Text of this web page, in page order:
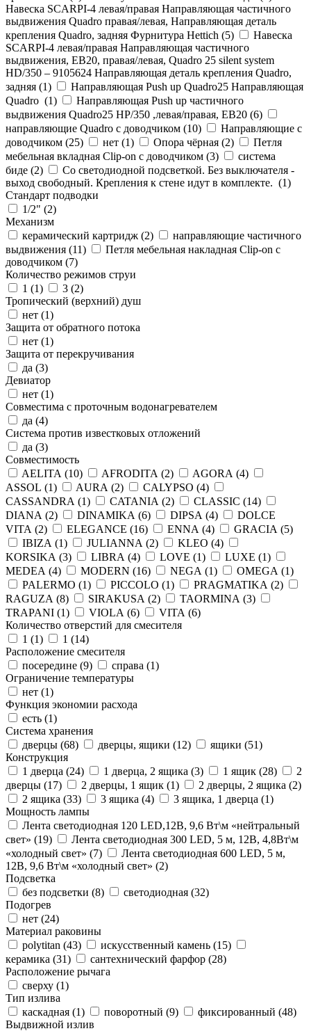
Навеска SCARPI-4 левая/правая Направляющая частичного
выдвижения Quadro правая/левая, Направляющая деталь
крепления Quadro, задняя Фурнитура Hettich (5)
Навеска
SCARPI-4 левая/правая Направляющая частичного
выдвижения, ЕВ20, правая/левая, Quadro 25 silent system
HD/350 – 9105624 Направляющая деталь крепления Quadro,
задняя (1)
Направляющая Push up Quadro25 Направляющая
Quadro (1)
Направляющая Push up частичного
выдвижения Quadro25 НР/350 ,левая/правая, ЕВ20 (6)
направляющие Quadro с доводчиком (10)
Направляющие с
доводчиком (25) нет (1) Опора чёрная (2)
Петля
мебельная вкладная Clip-on с доводчиком (3)
система
биде (2)
Со светодиодной подсветкой. Без выключателя -
выход свободный. Крепления к стене идут в комплекте. (1)
Стандарт подводки
1/2" (2)
Механизм
керамический картридж (2)
направляющие частичного
выдвижения (11)
Петля мебельная накладная Clip-on с
доводчиком (7)
Количество режимов струи
1 (1) 3 (2)
Тропический (верхний) душ
нет (1)
Защита от обратного потока
нет (1)
Защита от перекручивания
да (3)
Девиатор
нет (1)
Совместима с проточным водонагревателем
да (4)
Система против известковых отложений
да (3)
Совместимость
AELITA (10) AFRODITA (2) AGORA (4)
ASSOL (1) AURA (2) CALYPSO (4)
CASSANDRA (1) CATANIA (2) CLASSIC (14)
DIANA (2) DINAMIKA (6) DIPSA (4)
DOLCE
VITA (2) ELEGANCE (16) ENNA (4) GRACIA (5)
IBIZA (1) JULIANNA (2) KLEO (4)
KORSIKA (3) LIBRA (4) LOVE (1) LUXE (1)
MEDEA (4) MODERN (16) NEGA (1) OMEGA (1)
PALERMO (1) PICCOLO (1) PRAGMATIKA (2)
RAGUZA (8) SIRAKUSA (2) TAORMINA (3)
TRAPANI (1) VIOLA (6) VITA (6)
Количество отверстий для смесителя
1 (1) 1 (14)
Расположение смесителя
посередине (9) справа (1)
Ограничение температуры
нет (1)
Функция экономии расхода
есть (1)
Система хранения
дверцы (68) дверцы, ящики (12) ящики (51)
Конструкция
1 дверца (24) 1 дверца, 2 ящика (3) 1 ящик (28)
2
дверцы (17) 2 дверцы, 1 ящик (1) 2 дверцы, 2 ящика (2)
2 ящика (33) 3 ящика (4) 3 ящика, 1 дверца (1)
Мощность лампы
Лента светодиодная 120 LED,12В, 9,6 Вт\м «нейтральный
свет» (19)
Лента светодиодная 300 LED, 5 м, 12В, 4,8Вт\м
«холодный свет» (7)
Лента светодиодная 600 LED, 5 м,
12В, 9,6 Вт\м «холодный свет» (2)
Подсветка
без подсветки (8) светодиодная (32)
Подогрев
нет (24)
Материал раковины
polytitan (43) искусственный камень (15)
керамика (31) сантехнический фарфор (28)
Расположение рычага
сверху (1)
Тип излива
каскадная (1) поворотный (9) фиксированный (48)
Выдвижной излив